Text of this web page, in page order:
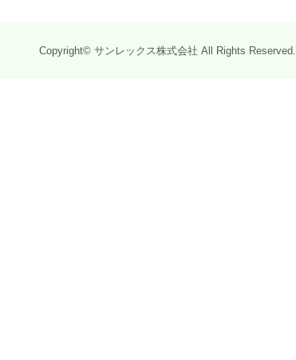
Copyright© サンレックス株式会社 All Rights Reserved.